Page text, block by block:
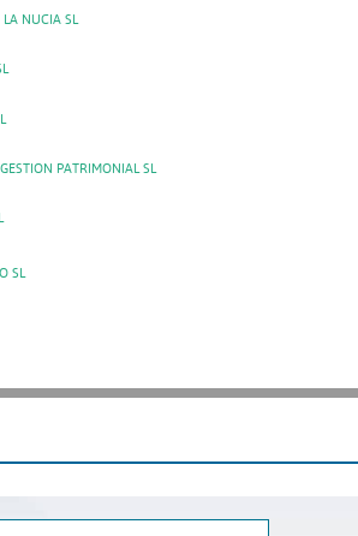
NUCIA SL
PATRIMONIAL SL
SL